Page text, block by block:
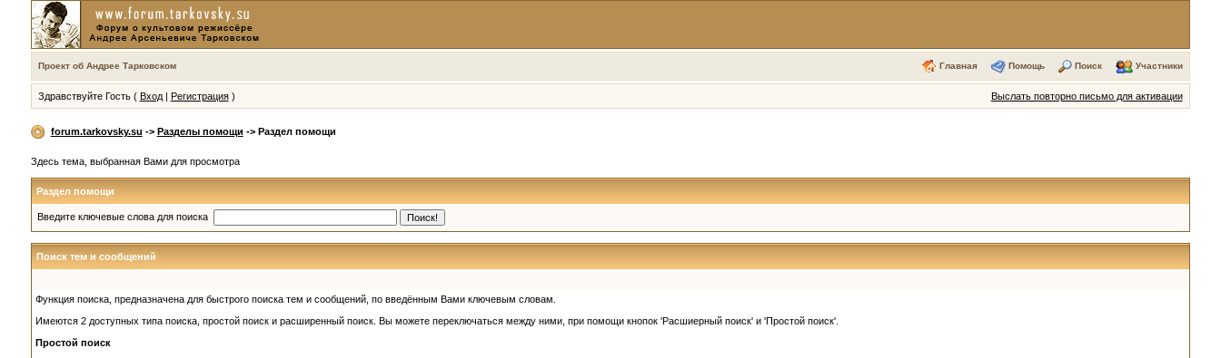
Проект об Андрее Тарковском Главная Помощь Поиск Участники
Здравствуйте Гость ( Вход| Регистрация) Выслать повторно письмо для активации
forum.tarkovsky.su -> Разделы помощи -> Раздел помощи
Здесь тема, выбранная Вами для просмотра
Раздел помощи
Введите ключевые слова для поиска
Поиск тем и сообщений
Функция поиска, предназначена для быстрого поиска тем и сообщений, по введённым Вами ключевым словам.
Имеются 2 доступных типа поиска, простой поиск и расширенный поиск. Вы можете переключаться между ними, при помощи кнопок 'Расшиерный поиск' и 'Простой поиск'.
Простой поиск